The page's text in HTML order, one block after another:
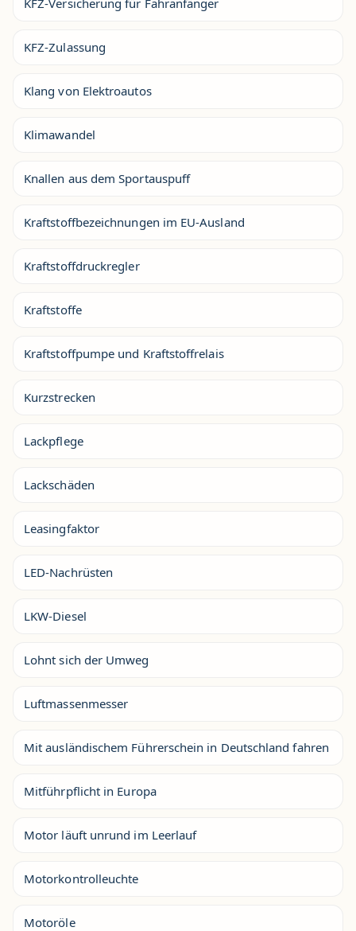
KFZ-Versicherung für Fahranfänger
KFZ-Zulassung
Klang von Elektroautos
Klimawandel
Knallen aus dem Sportauspuff
Kraftstoffbezeichnungen im EU-Ausland
Kraftstoffdruckregler
Kraftstoffe
Kraftstoffpumpe und Kraftstoffrelais
Kurzstrecken
Lackpflege
Lackschäden
Leasingfaktor
LED-Nachrüsten
LKW-Diesel
Lohnt sich der Umweg
Luftmassenmesser
Mit ausländischem Führerschein in Deutschland fahren
Mitführpflicht in Europa
Motor läuft unrund im Leerlauf
Motorkontrolleuchte
Motoröle